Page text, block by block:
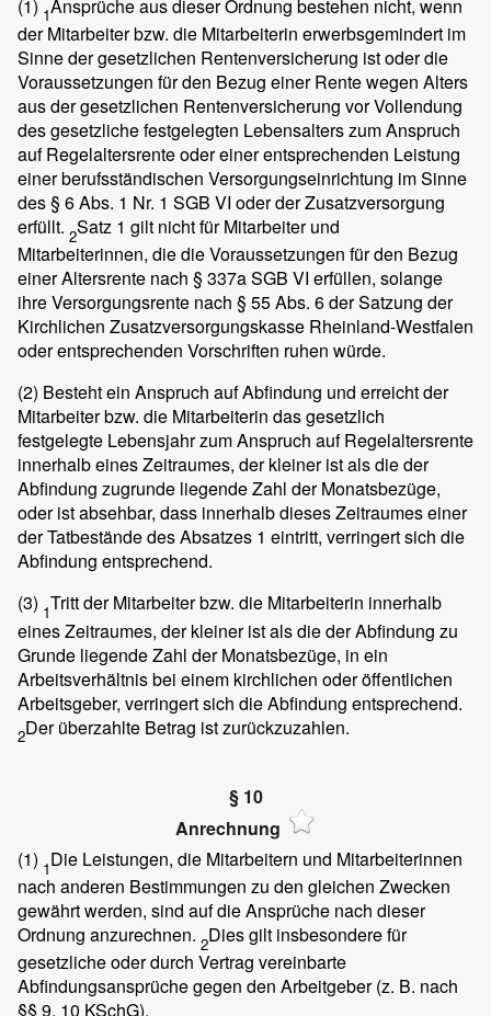
(1) 1Ansprüche aus dieser Ordnung bestehen nicht, wenn
der Mitarbeiter bzw. die Mitarbeiterin erwerbsgemindert im
Sinne der gesetzlichen Rentenversicherung ist oder die
Voraussetzungen für den Bezug einer Rente wegen Alters
aus der gesetzlichen Rentenversicherung vor Vollendung
des gesetzliche festgelegten Lebensalters zum Anspruch
auf Regelaltersrente oder einer entsprechenden Leistung
einer berufsständischen Versorgungseinrichtung im Sinne
des § 6 Abs. 1 Nr. 1 SGB VI oder der Zusatzversorgung
erfüllt. 2Satz 1 gilt nicht für Mitarbeiter und
Mitarbeiterinnen, die die Voraussetzungen für den Bezug
einer Altersrente nach § 337a SGB VI erfüllen, solange
ihre Versorgungsrente nach § 55 Abs. 6 der Satzung der
Kirchlichen Zusatzversorgungskasse Rheinland-Westfalen
oder entsprechenden Vorschriften ruhen würde.
(2) Besteht ein Anspruch auf Abfindung und erreicht der
Mitarbeiter bzw. die Mitarbeiterin das gesetzlich
festgelegte Lebensjahr zum Anspruch auf Regelaltersrente
innerhalb eines Zeitraumes, der kleiner ist als die der
Abfindung zugrunde liegende Zahl der Monatsbezüge,
oder ist absehbar, dass innerhalb dieses Zeitraumes einer
der Tatbestände des Absatzes 1 eintritt, verringert sich die
Abfindung entsprechend.
(3) 1Tritt der Mitarbeiter bzw. die Mitarbeiterin innerhalb
eines Zeitraumes, der kleiner ist als die der Abfindung zu
Grunde liegende Zahl der Monatsbezüge, in ein
Arbeitsverhältnis bei einem kirchlichen oder öffentlichen
Arbeitsgeber, verringert sich die Abfindung entsprechend.
2Der überzahlte Betrag ist zurückzuzahlen.
§ 10
Anrechnung
(1) 1Die Leistungen, die Mitarbeitern und Mitarbeiterinnen
nach anderen Bestimmungen zu den gleichen Zwecken
gewährt werden, sind auf die Ansprüche nach dieser
Ordnung anzurechnen. 2Dies gilt insbesondere für
gesetzliche oder durch Vertrag vereinbarte
Abfindungsansprüche gegen den Arbeitgeber (z. B. nach
§§ 9, 10 KSchG).